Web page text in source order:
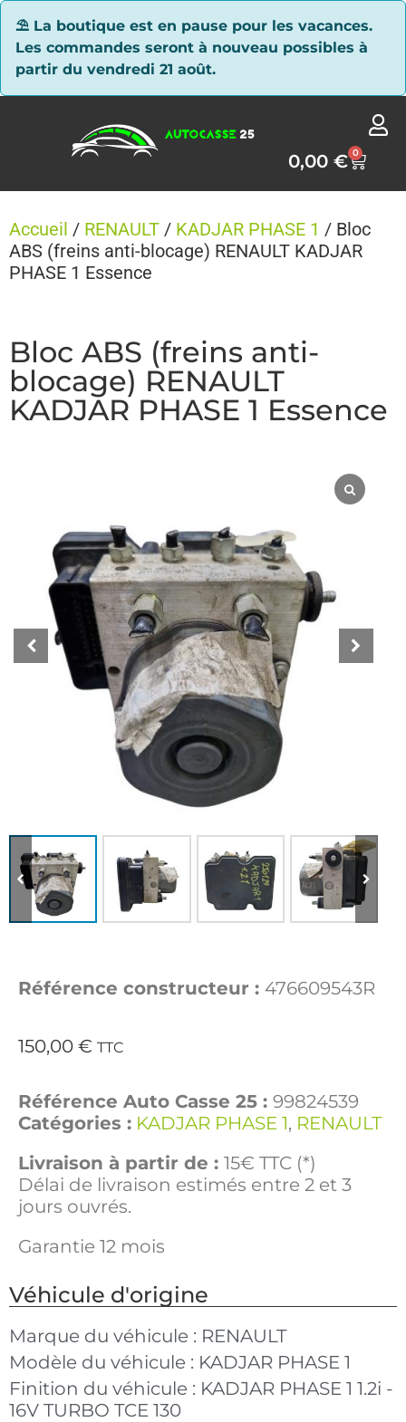
⛱ La boutique est en pause pour les vacances.
Les commandes seront à nouveau possibles à
partir du vendredi 21 août.
0,00€ 0
Accueil / RENAULT / KADJAR PHASE 1 / Bloc
ABS (freins anti-blocage) RENAULT KADJAR
PHASE 1 Essence
Bloc ABS (freins anti-
blocage) RENAULT
KADJAR PHASE 1 Essence
Référence constructeur : 476609543R
150,00 € TTC
Référence Auto Casse 25 : 99824539
Catégories : KADJAR PHASE 1, RENAULT
Livraison à partir de : 15€ TTC (*)
Délai de livraison estimés entre 2 et 3
jours ouvrés.
Garantie 12 mois
Véhicule d'origine
Marque du véhicule : RENAULT
Modèle du véhicule : KADJAR PHASE 1
Finition du véhicule : KADJAR PHASE 1 1.2i -
16V TURBO TCE 130
Panneau de gestion des cookies